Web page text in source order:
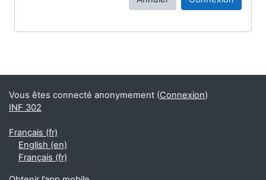
Blocs supplémentaires
Vous êtes connecté anonymement (Connexion)
INF 302
Français ‎(fr)‎
English ‎(en)‎
Français ‎(fr)‎